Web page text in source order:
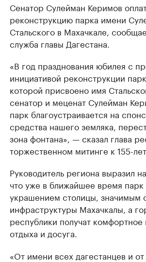
Сенатор Сулейман Керимов
реконструкцию парка имени
Стальского в Махачкале,
служба главы Дагестана.
«В год празднования юбилея с
инициативой реконструкции
которой присвоено имя
сенатор и меценат Сулейман
парк благоустраивается на
средства нашего земляка,
зона фонтана», — сказал глава
торжественном митинге к 155-
Руководитель региона выразил
что уже в ближайшее время парк
украшением столицы, значимым
инфраструктуры Махачкалы, а
республики получат комфортное
отдыха и досуга.
«От имени всех дагестанцев и